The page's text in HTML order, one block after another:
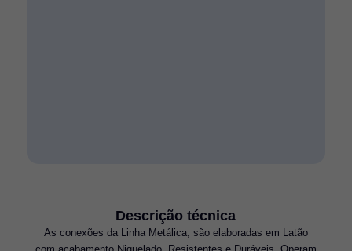
Descrição técnica
As conexões da Linha Metálica, são elaboradas em Latão